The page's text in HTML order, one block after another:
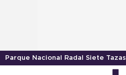
Parque Nacional Radal Siete Tazas